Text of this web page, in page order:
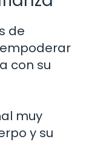
de
con su
muy
y su